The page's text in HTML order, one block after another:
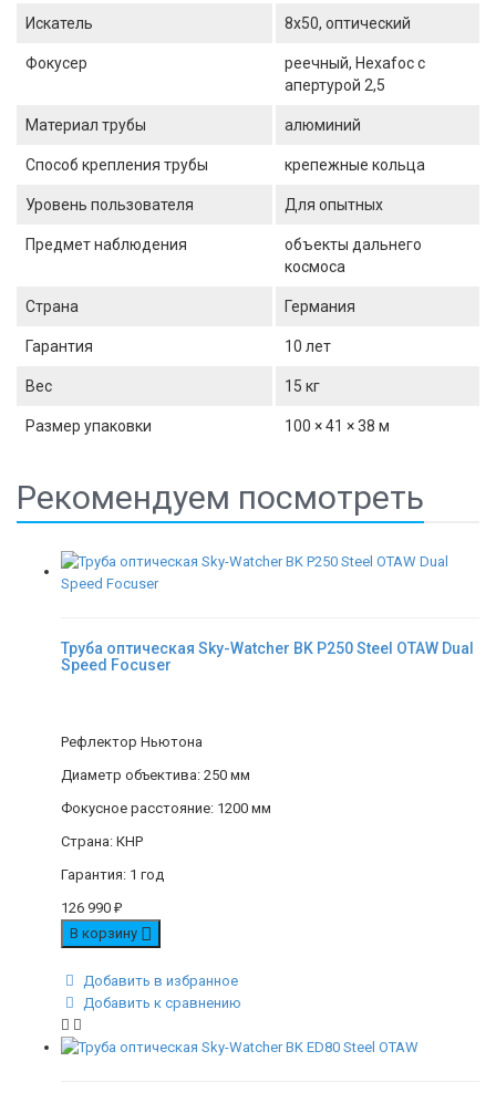
Искатель 8x50, оптический
Фокусер
реечный, Hexafoc с
апертурой 2,5
Материал трубы алюминий
Способ крепления трубы крепежные кольца
Уровень пользователя Для опытных
Предмет наблюдения
объекты дальнего
космоса
Страна Германия
Гарантия 10 лет
Вес 15 кг
Размер упаковки 100 × 41 × 38 м
Рекомендуем посмотреть
Труба оптическая Sky-Watcher BK P250 Steel OTAW Dual
Speed Focuser
Рефлектор Ньютона
Диаметр объектива: 250 мм
Фокусное расстояние: 1200 мм
Страна: КНР
Гарантия: 1 год
126 990 ₽
В корзину
Добавить в избранное
Добавить к сравнению